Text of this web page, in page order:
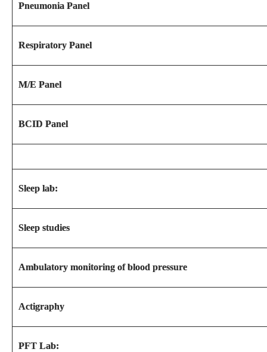
Pneumonia Panel
Respiratory Panel
M/E Panel
BCID Panel
Sleep lab:
Sleep studies
Ambulatory monitoring of blood pressure
Actigraphy
PFT Lab: